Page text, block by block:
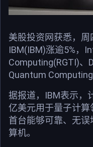
美股投资网获悉，周
IBM(IBM)涨逾5%，
Computing(RGTI)、
Quantum
据报道，IBM表示，
亿美元用于量子计
首台能够可靠、无
算机。